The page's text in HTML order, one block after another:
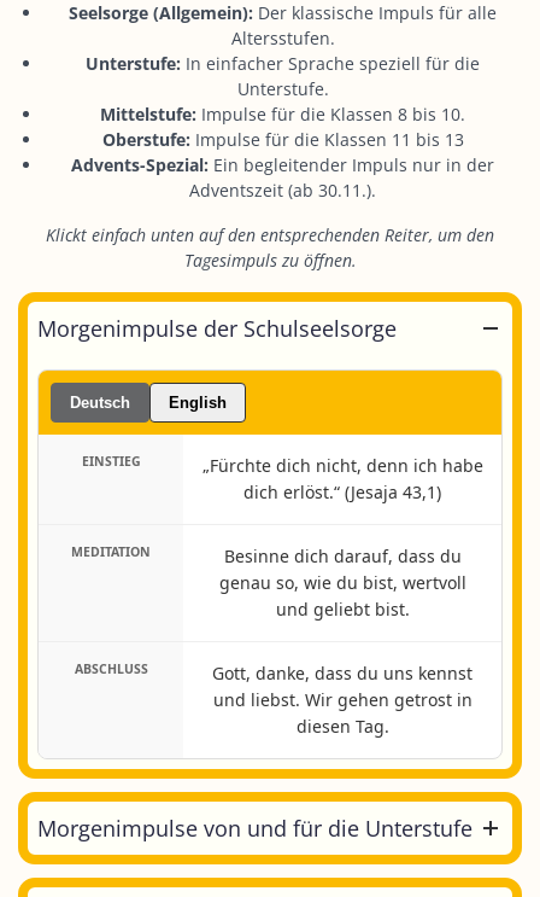
Seelsorge (Allgemein): Der klassische Impuls für alle
Altersstufen.
Unterstufe: In einfacher Sprache speziell für die
Unterstufe.
Mittelstufe: Impulse für die Klassen 8 bis 10.
Oberstufe: Impulse für die Klassen 11 bis 13
Advents-Spezial: Ein begleitender Impuls nur in der
Adventszeit (ab 30.11.).
Klickt einfach unten auf den entsprechenden Reiter, um den
Tagesimpuls zu öffnen.
Morgenimpulse der Schulseelsorge
Deutsch English
EINSTIEG
„Fürchte dich nicht, denn ich habe
dich erlöst.“ (Jesaja 43,1)
MEDITATION
Besinne dich darauf, dass du
genau so, wie du bist, wertvoll
und geliebt bist.
ABSCHLUSS
Gott, danke, dass du uns kennst
und liebst. Wir gehen getrost in
diesen Tag.
Morgenimpulse von und für die Unterstufe